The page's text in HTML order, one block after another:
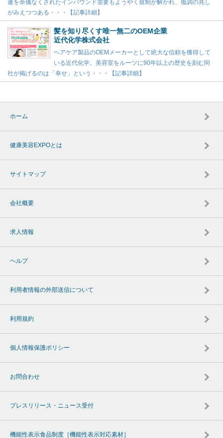
速を余儀なくされたインバウンド需要もようやく規制が解かれ、復調の兆し
がみえつつある・・・【記事詳細】
髪を知り尽くす唯一無二のOEM企業
近代化学株式会社
ヘアケア製品のOEMメーカーとして絶大な信頼を獲得して
いる近代化学。美容室をルーツに90年以上の歴史を刻む同
社が掲げるのは「幸せ」という・・・【記事詳細】
ホーム
健康美容EXPOとは
サイトマップ
会社概要
求人情報
ヘルプ
利用者情報の外部送信について
利用規約
個人情報保護ポリシー
お問合わせ
プレスリリース・ニュース受付
機能性表示食品制度［機能性表示対応素材］